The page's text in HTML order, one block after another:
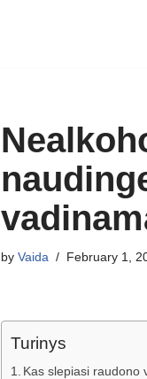
by Vaida February 1,
Turinys
Kas slepiasi raudono